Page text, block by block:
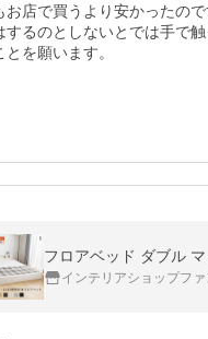
お店で買うより安かったの
するのとしないとでは手で
とを願います。
フロアベッド ダブル
インテリアショップフ